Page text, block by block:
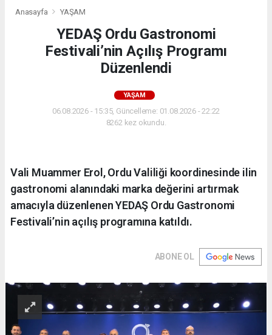
Anasayfa YAŞAM
YEDAŞ Ordu Gastronomi
Festivali’nin Açılış Programı
Düzenlendi
YAŞAM
06.08.2026 - 15:35, Güncelleme: 01.08.2026 - 22:22
8262 kez okundu.
Vali Muammer Erol, Ordu Valiliği koordinesinde ilin
gastronomi alanındaki marka değerini artırmak
amacıyla düzenlenen YEDAŞ Ordu Gastronomi
Festivali’nin açılış programına katıldı.
ABONE OL